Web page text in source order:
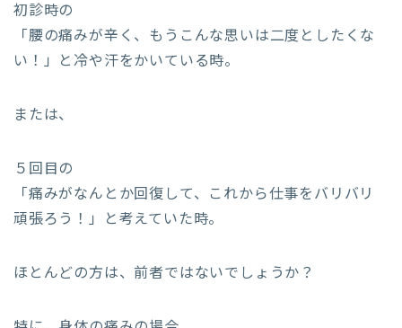
初診時の
「腰の痛みが辛く、もうこんな思いは二度としたくな
い！」と冷や汗をかいている時。
または、
５回目の
「痛みがなんとか回復して、これから仕事をバリバリ
頑張ろう！」と考えていた時。
ほとんどの方は、前者ではないでしょうか？